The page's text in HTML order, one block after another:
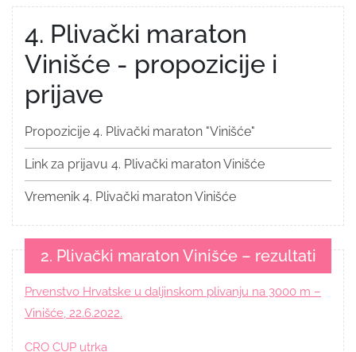
4. Plivački maraton
Vinišće - propozicije i
prijave
Propozicije 4. Plivački maraton "Vinišće"
Link za prijavu 4. Plivački maraton Vinišće
Vremenik 4. Plivački maraton Vinišće
2. Plivački maraton Vinišće – rezultati
Prvenstvo Hrvatske u daljinskom plivanju na 3000 m –
Vinišće, 22.6.2022.
CRO CUP utrka